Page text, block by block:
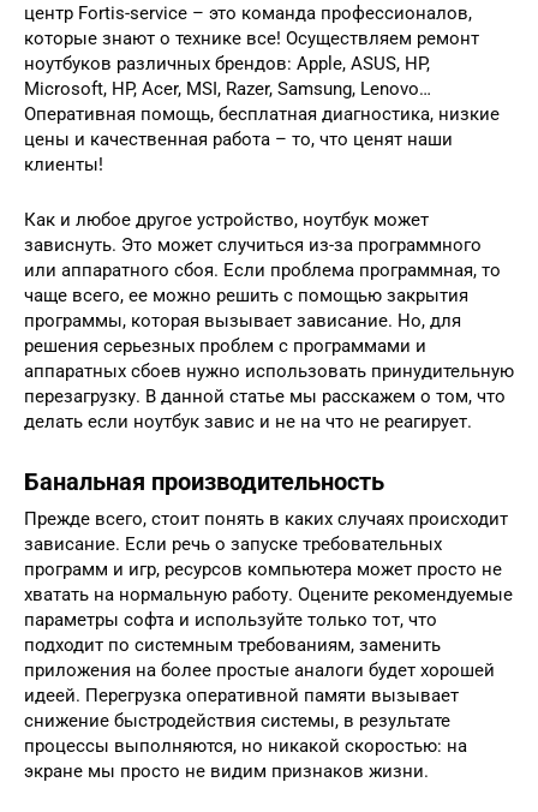
центр Fortis-service – это команда профессионалов,
которые знают о технике все! Осуществляем ремонт
ноутбуков различных брендов: Apple, ASUS, HP,
Microsoft, HP, Acer, MSI, Razer, Samsung, Lenovo…
Оперативная помощь, бесплатная диагностика, низкие
цены и качественная работа – то, что ценят наши
клиенты!
Как и любое другое устройство, ноутбук может
зависнуть. Это может случиться из-за программного
или аппаратного сбоя. Если проблема программная, то
чаще всего, ее можно решить с помощью закрытия
программы, которая вызывает зависание. Но, для
решения серьезных проблем с программами и
аппаратных сбоев нужно использовать принудительную
перезагрузку. В данной статье мы расскажем о том, что
делать если ноутбук завис и не на что не реагирует.
Банальная производительность
Прежде всего, стоит понять в каких случаях происходит
зависание. Если речь о запуске требовательных
программ и игр, ресурсов компьютера может просто не
хватать на нормальную работу. Оцените рекомендуемые
параметры софта и используйте только тот, что
подходит по системным требованиям, заменить
приложения на более простые аналоги будет хорошей
идеей. Перегрузка оперативной памяти вызывает
снижение быстродействия системы, в результате
процессы выполняются, но никакой скоростью: на
экране мы просто не видим признаков жизни.